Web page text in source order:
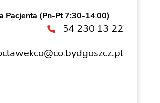
Pacjenta (Pn-Pt 7:30-14:00)
54 230 13 22